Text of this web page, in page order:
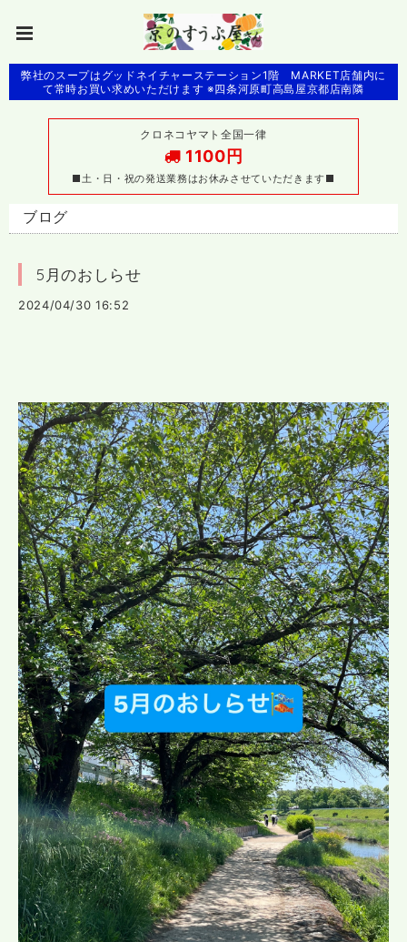
弊社のスープはグッドネイチャーステーション1階 MARKET店舗内に
て常時お買い求めいただけます ※四条河原町高島屋京都店南隣
クロネコヤマト全国一律
1100円
■土・日・祝の発送業務はお休みさせていただきます■
ブログ
5月のおしらせ
2024/04/30 16:52